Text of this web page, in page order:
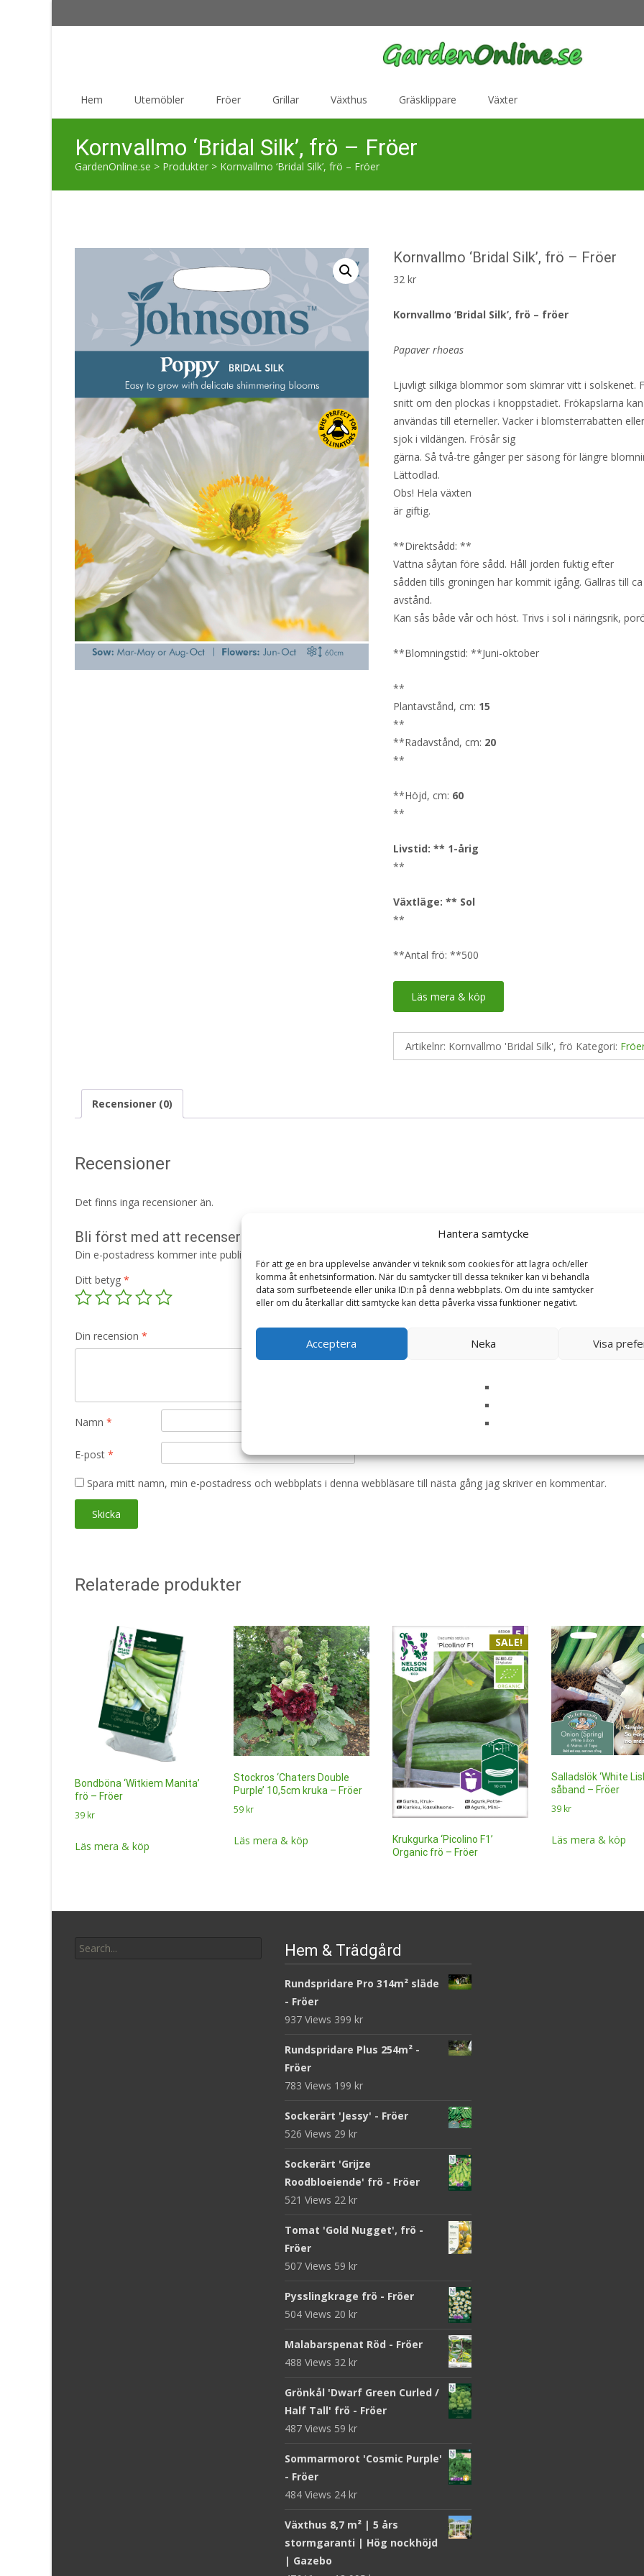
Hantera samtycke
För att ge en bra upplevelse använder vi teknik som cookies för att lagra och/eller
komma åt enhetsinformation. När du samtycker till dessa tekniker kan vi behandla
data som surfbeteende eller unika ID:n på denna webbplats. Om du inte samtycker
eller om du återkallar ditt samtycke kan detta påverka vissa funktioner negativt.
Acceptera Neka Visa
Hem Utemöbler Fröer Grillar Växthus Gräsklippare Växter
Kornvallmo ‘Bridal Silk’, frö – Fröer
GardenOnline.se > Produkter > Kornvallmo ‘Bridal Silk’, frö – Fröer
Kornvallmo ‘Bridal Silk’, frö – Fröer
32kr
Kornvallmo ‘Bridal Silk’, frö – fröer
Papaver rhoeas
Ljuvligt silkiga blommor som skimrar vitt i solskenet.
snitt om den plockas i knoppstadiet. Frökapslarna kan
användas till eterneller. Vacker i blomsterrabatten
sjok i vildängen. Frösår sig
gärna. Så två-tre gånger per säsong för längre
Lättodlad.
Obs! Hela växten
är giftig.
**Direktsådd: **
Vattna såytan före sådd. Håll jorden fuktig efter
sådden tills groningen har kommit igång. Gallras till
avstånd.
Kan sås både vår och höst. Trivs i sol i näringsrik,
**Blomningstid: **Juni-oktober
**
Plantavstånd, cm: 15
**
**Radavstånd, cm: 20
**
**Höjd, cm: 60
**
Livstid: ** 1-årig
**
Växtläge: ** Sol
**
**Antal frö: **500
Läs mera & köp
Artikelnr: Kornvallmo 'Bridal Silk', frö Kategori:
Recensioner (0)
Recensioner
Det finns inga recensioner än.
Bli först med att recensera ”Kornvallmo ‘Bridal Silk’, frö – Fröer”
Din e-postadress kommer inte publiceras.
Ditt betyg *
Din recension *
Namn *
E-post *
Spara mitt namn, min e-postadress och webbplats i denna webbläsare till nästa gång jag skriver en kommentar.
Relaterade produkter
Bondböna ‘Witkiem Manita’
frö – Fröer
39 kr
Läs mera & köp
Stockros ‘Chaters Double
Purple’ 10,5cm kruka – Fröer
59 kr
Läs mera & köp
SALE!
Krukgurka ‘Picolino F1’
Organic frö – Fröer
Salladslök ‘White
såband – Fröer
39 kr
Läs mera & köp
for:
Hem & Trädgård
Rundspridare Pro 314m² släde
- Fröer
937 Views 399 kr
Rundspridare Plus 254m² -
Fröer
783 Views 199 kr
Sockerärt 'Jessy' - Fröer
526 Views 29 kr
Sockerärt 'Grijze
Roodbloeiende' frö - Fröer
521 Views 22 kr
Tomat 'Gold Nugget', frö -
Fröer
507 Views 59 kr
Pysslingkrage frö - Fröer
504 Views 20 kr
Malabarspenat Röd - Fröer
488 Views 32 kr
Grönkål 'Dwarf Green Curled /
Half Tall' frö - Fröer
487 Views 59 kr
Sommarmorot 'Cosmic Purple'
- Fröer
484 Views 24 kr
Växthus 8,7 m² | 5 års
stormgaranti | Hög nockhöjd
| Gazebo